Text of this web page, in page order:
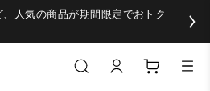
人気の商品が期間限定でおトク